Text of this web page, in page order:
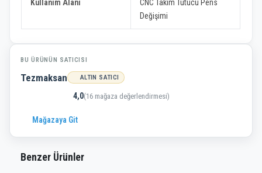
Kullanım Alanı
CNC Takım Tutucu Pens
Değişimi
BU ÜRÜNÜN SATICISI
Tezmaksan ALTIN SATICI
4,0(16 mağaza değerlendirmesi)
Mağazaya Git
Benzer Ürünler